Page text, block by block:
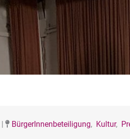
| BürgerInnenbeteiligung, Kultur,